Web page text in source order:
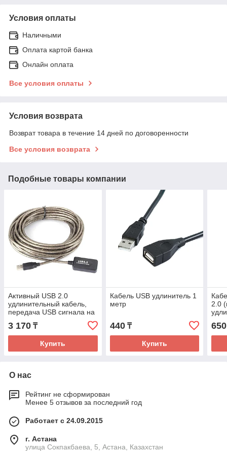
Условия оплаты
Наличными
Оплата картой банка
Онлайн оплата
Все условия оплаты
Условия возврата
Возврат товара в течение 14 дней по договоренности
Все условия возврата
Подобные товары компании
Активный USB 2.0
удлинительный кабель,
передача USB сигнала на
расстояние 5 м
3 170 ₸
Купить
Кабель USB удлинитель 1
метр
440₸
Купить
2.0
650
О нас
Рейтинг не сформирован
Менее 5 отзывов за последний год
Работает с 24.09.2015
г. Астана
улица Сокпакбаева, 5, Астана, Казахстан